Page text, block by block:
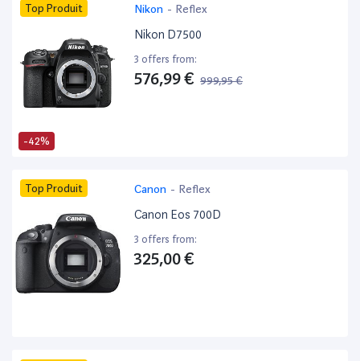
-42%
Top Produit Nikon - Reflex
Nikon D7500
3 offers from:
576,99 € 999,95 €
Top Produit Canon - Reflex
Canon Eos 700D
3 offers from:
325,00 €